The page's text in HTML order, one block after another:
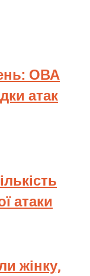
ОВА
атак
атаки
жінку,